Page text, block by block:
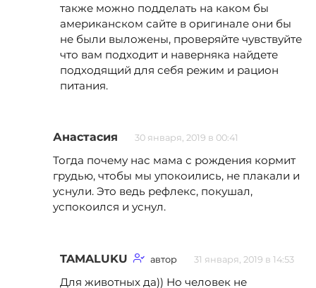
также можно подделать на каком бы
американском сайте в оригинале они бы
не были выложены, проверяйте чувствуйте
что вам подходит и наверняка найдете
подходящий для себя режим и рацион
питания.
Анастасия 30 января, 2019 в 00:41
Тогда почему нас мама с рождения кормит
грудью, чтобы мы упокоились, не плакали и
уснули. Это ведь рефлекс, покушал,
успокоился и уснул.
TAMALUKU автор 31 января, 2019 в 14:53
Для животных да)) Но человек не